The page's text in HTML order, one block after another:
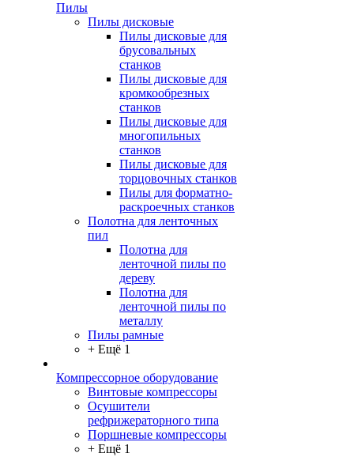
Пилы
Пилы дисковые
Пилы дисковые для
брусовальных
станков
Пилы дисковые для
кромкообрезных
станков
Пилы дисковые для
многопильных
станков
Пилы дисковые для
торцовочных станков
Пилы для форматно-
раскроечных станков
Полотна для ленточных
пил
Полотна для
ленточной пилы по
дереву
Полотна для
ленточной пилы по
металлу
Пилы рамные
+ Ещё 1
Компрессорное оборудование
Винтовые компрессоры
Осушители
рефрижераторного типа
Поршневые компрессоры
+ Ещё 1